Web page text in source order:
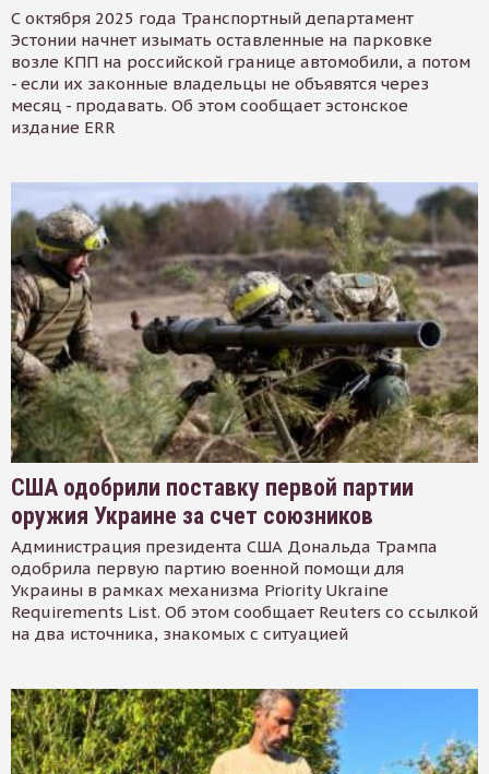
С октября 2025 года Транспортный департамент
Эстонии начнет изымать оставленные на парковке
возле КПП на российской границе автомобили, а потом
- если их законные владельцы не объявятся через
месяц - продавать. Об этом сообщает эстонское
издание ERR
США одобрили поставку первой партии
оружия Украине за счет союзников
Администрация президента США Дональда Трампа
одобрила первую партию военной помощи для
Украины в рамках механизма Priority Ukraine
Requirements List. Об этом сообщает Reuters со ссылкой
на два источника, знакомых с ситуацией